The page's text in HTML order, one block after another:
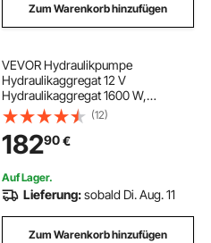
Zum Warenkorb hinzufügen
VEVOR Hydraulikpumpe
Hydraulikaggregat 12 V
Hydraulikaggregat 1600 W,
Einfachwirkende Hydraulikpumpe
Hydraulic Power Pack, 3 Gal Tank
Hand Pump Hydraulikaggregat, für
Aufzüge, Gabelstapler usw.
(12)
18290€
Auf Lager.
Lieferung:sobald Di. Aug. 11
Zum Warenkorb hinzufügen